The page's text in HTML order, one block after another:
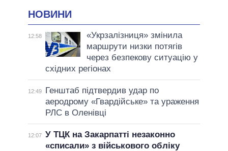
НОВИНИ
12:58
«Укрзалізниця» змінила
маршрути низки потягів
через безпекову ситуацію у
східних регіонах
12:49
Генштаб підтвердив удар по
аеродрому «Гвардійське» та ураження
РЛС в Оленівці
12:07 У ТЦК на Закарпатті незаконно
«списали» з військового обліку